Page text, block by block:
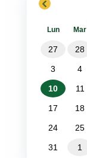
previous
Lun Mar
27 28
3 4
10 11
17 18
24 25
31 1